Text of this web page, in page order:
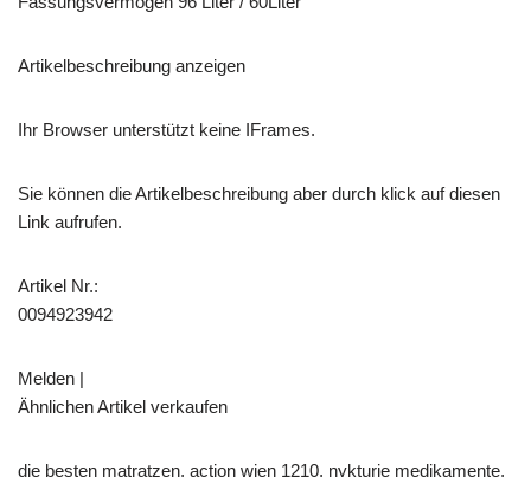
Artikelbeschreibung anzeigen
Ihr Browser unterstützt keine IFrames.
Sie können die Artikelbeschreibung aber durch klick auf diesen
Link aufrufen.
Artikel Nr.:
0094923942
Melden |
Ähnlichen Artikel verkaufen
die besten matratzen, action wien 1210, nykturie medikamente,